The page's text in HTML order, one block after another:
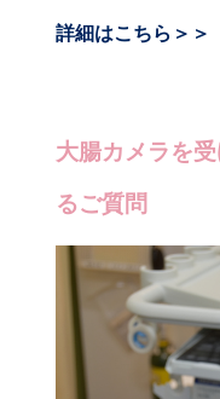
詳細はこちら＞＞
大腸カメラを
るご質問